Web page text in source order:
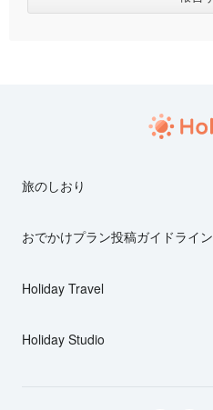
旅のしおり
おでかけプラン投稿ガイドライン
Holiday Travel
Holiday Studio